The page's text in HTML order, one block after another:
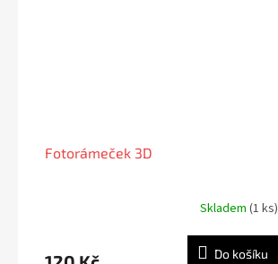
Fotorámeček 3D
Skladem (1 ks)
Do košíku